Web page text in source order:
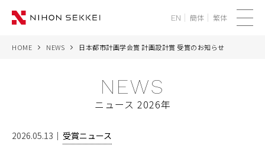
EN 簡体 繁体
HOME NEWS 日本都市計画学会賞 計画設計賞 受賞のお知らせ
NEWS
ニュース 2026年
2026.05.13 受賞ニュース